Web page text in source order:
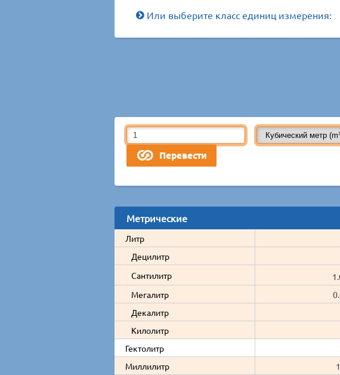
Или выберите класс единиц измерения:
Метрические
Литр
Децилитр
Сантилитр
Мегалитр
Декалитр
Килолитр
Гектолитр
Миллилитр